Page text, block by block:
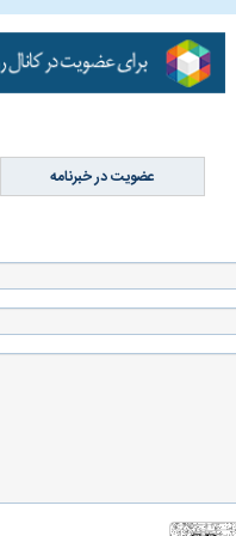
عضویت در خبرنامه
جدید
به معنای باز
ببینید| پزشکیان:
معیشت و
و طالع‌بینی